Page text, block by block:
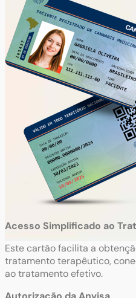
Acesso Simplificado ao
Este cartão facilita a
tratamento terapêutico,
ao tratamento efetivo.